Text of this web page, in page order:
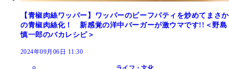
【青椒肉絲ワッパー】ワッパーのビーフパティを炒めてまさか
の青椒肉絲化！ 新感覚の洋中バーガーが激ウマです!!＜野島
慎一郎のバカレシピ＞
2024年09月06日 11:30